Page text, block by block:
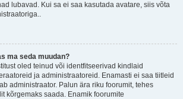
lubavad. Kui sa ei saa kasutada avatare, siis võta
ma seda muudan?
oled teinud või identfitseerivad kindlaid
ja administraatoreid. Enamasti ei saa tiitleid
administraator. Palun ära riku foorumit, tehes
kõrgemaks saada. Enamik foorumite